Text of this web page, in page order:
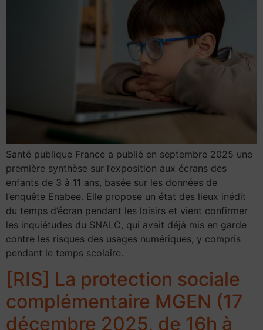
Santé publique France a publié en septembre 2025 une
première synthèse sur l’exposition aux écrans des
enfants de 3 à 11 ans, basée sur les données de
l’enquête Enabee. Elle propose un état des lieux inédit
du temps d’écran pendant les loisirs et vient confirmer
les inquiétudes du SNALC, qui avait déjà mis en garde
contre les risques des usages numériques, y compris
pendant le temps scolaire.
[RIS] La protection sociale
complémentaire MGEN (17
décembre 2025, de 16h à